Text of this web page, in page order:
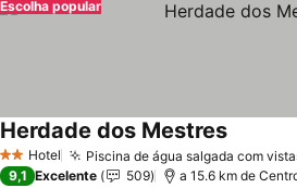
Escolha popular
2 Estrelas
Hotel Piscina de água salgada com
Herdade dos Mestres
9,1 Excelente 509 a 15.6 km de